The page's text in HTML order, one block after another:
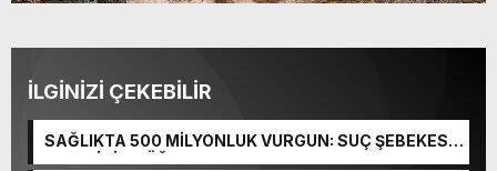
İLGİNİZİ ÇEKEBİLİR
SAĞLIKTA 500 MİLYONLUK VURGUN: SUÇ ŞEBEKESİ
KAÇIŞ İÇİN DÜĞMEYE BASTI!